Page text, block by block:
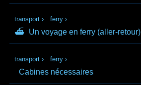
transport › ferry ›
⛴ Un voyage en ferry (aller‑retour)
transport › ferry ›
Cabines nécessaires